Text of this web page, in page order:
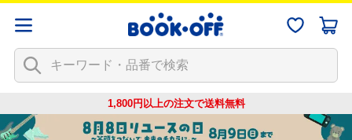
1,800円以上の注文で送料無料